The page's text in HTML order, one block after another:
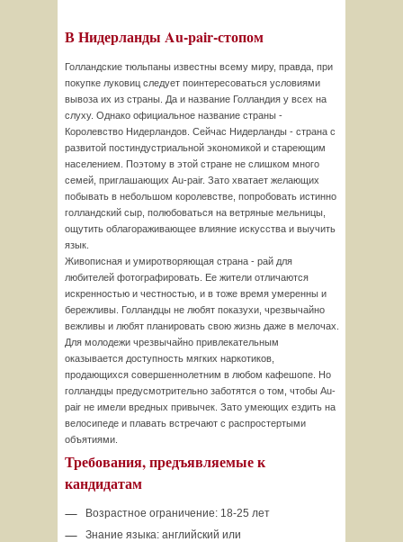
В Нидерланды Au-pair-стопом
Голландские тюльпаны известны всему миру, правда, при
покупке луковиц следует поинтересоваться условиями
вывоза их из страны. Да и название Голландия у всех на
слуху. Однако официальное название страны -
Королевство Нидерландов. Сейчас Нидерланды - страна с
развитой постиндустриальной экономикой и стареющим
населением. Поэтому в этой стране не слишком много
семей, приглашающих Au-pair. Зато хватает желающих
побывать в небольшом королевстве, попробовать истинно
голландский сыр, полюбоваться на ветряные мельницы,
ощутить облагораживающее влияние искусства и выучить
язык.
Живописная и умиротворяющая страна - рай для
любителей фотографировать. Ее жители отличаются
искренностью и честностью, и в тоже время умеренны и
бережливы. Голландцы не любят показухи, чрезвычайно
вежливы и любят планировать свою жизнь даже в мелочах.
Для молодежи чрезвычайно привлекательным
оказывается доступность мягких наркотиков,
продающихся совершеннолетним в любом кафешопе. Но
голландцы предусмотрительно заботятся о том, чтобы Au-
pair не имели вредных привычек. Зато умеющих ездить на
велосипеде и плавать встречают с распростертыми
объятиями.
Требования, предъявляемые к
кандидатам
Возрастное ограничение: 18-25 лет
Знание языка: английский или